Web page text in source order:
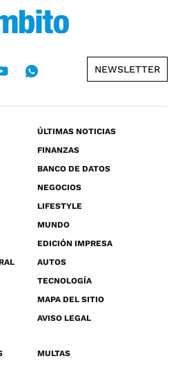
NEWSLETTER
ÚLTIMAS NOTICIAS
FINANZAS
BANCO DE DATOS
NEGOCIOS
LIFESTYLE
MUNDO
EDICIÓN IMPRESA
AUTOS
TECNOLOGÍA
MAPA DEL SITIO
AVISO LEGAL
MULTAS